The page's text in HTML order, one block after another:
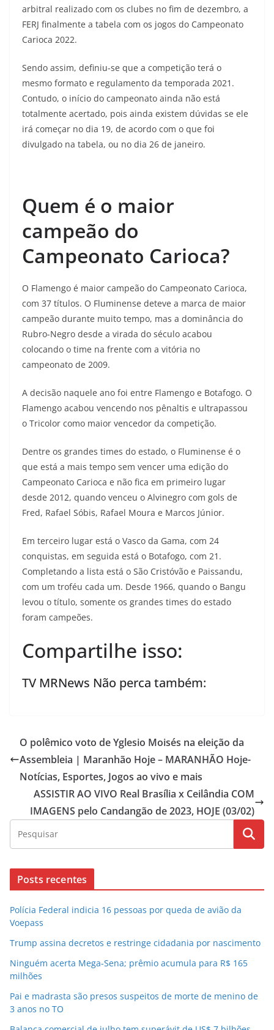
arbitral realizado com os clubes no fim de dezembro, a
FERJ finalmente a tabela com os jogos do Campeonato
Carioca 2022.
Sendo assim, definiu-se que a competição terá o
mesmo formato e regulamento da temporada 2021.
Contudo, o início do campeonato ainda não está
totalmente acertado, pois ainda existem dúvidas se ele
irá começar no dia 19, de acordo com o que foi
divulgado na tabela, ou no dia 26 de janeiro.
Quem é o maior
campeão do
Campeonato Carioca?
O Flamengo é maior campeão do Campeonato Carioca,
com 37 títulos. O Fluminense deteve a marca de maior
campeão durante muito tempo, mas a dominância do
Rubro-Negro desde a virada do século acabou
colocando o time na frente com a vitória no
campeonato de 2009.
A decisão naquele ano foi entre Flamengo e Botafogo. O
Flamengo acabou vencendo nos pênaltis e ultrapassou
o Tricolor como maior vencedor da competição.
Dentre os grandes times do estado, o Fluminense é o
que está a mais tempo sem vencer uma edição do
Campeonato Carioca e não fica em primeiro lugar
desde 2012, quando venceu o Alvinegro com gols de
Fred, Rafael Sóbis, Rafael Moura e Marcos Júnior.
Em terceiro lugar está o Vasco da Gama, com 24
conquistas, em seguida está o Botafogo, com 21.
Completando a lista está o São Cristóvão e Paissandu,
com um troféu cada um. Desde 1966, quando o Bangu
levou o título, somente os grandes times do estado
foram campeões.
Compartilhe isso:
TV MRNews Não perca também:
O polêmico voto de Yglesio Moisés na eleição da
Assembleia | Maranhão Hoje – MARANHÃO Hoje-
Notícias, Esportes, Jogos ao vivo e mais
ASSISTIR AO VIVO Real Brasília x Ceilândia COM
IMAGENS pelo Candangão de 2023, HOJE (03/02)
Posts recentes
Polícia Federal indicia 16 pessoas por queda de avião da
Voepass
Trump assina decretos e restringe cidadania por nascimento
Ninguém acerta Mega-Sena; prêmio acumula para R$ 165
milhões
Pai e madrasta são presos suspeitos de morte de menino de
3 anos no TO